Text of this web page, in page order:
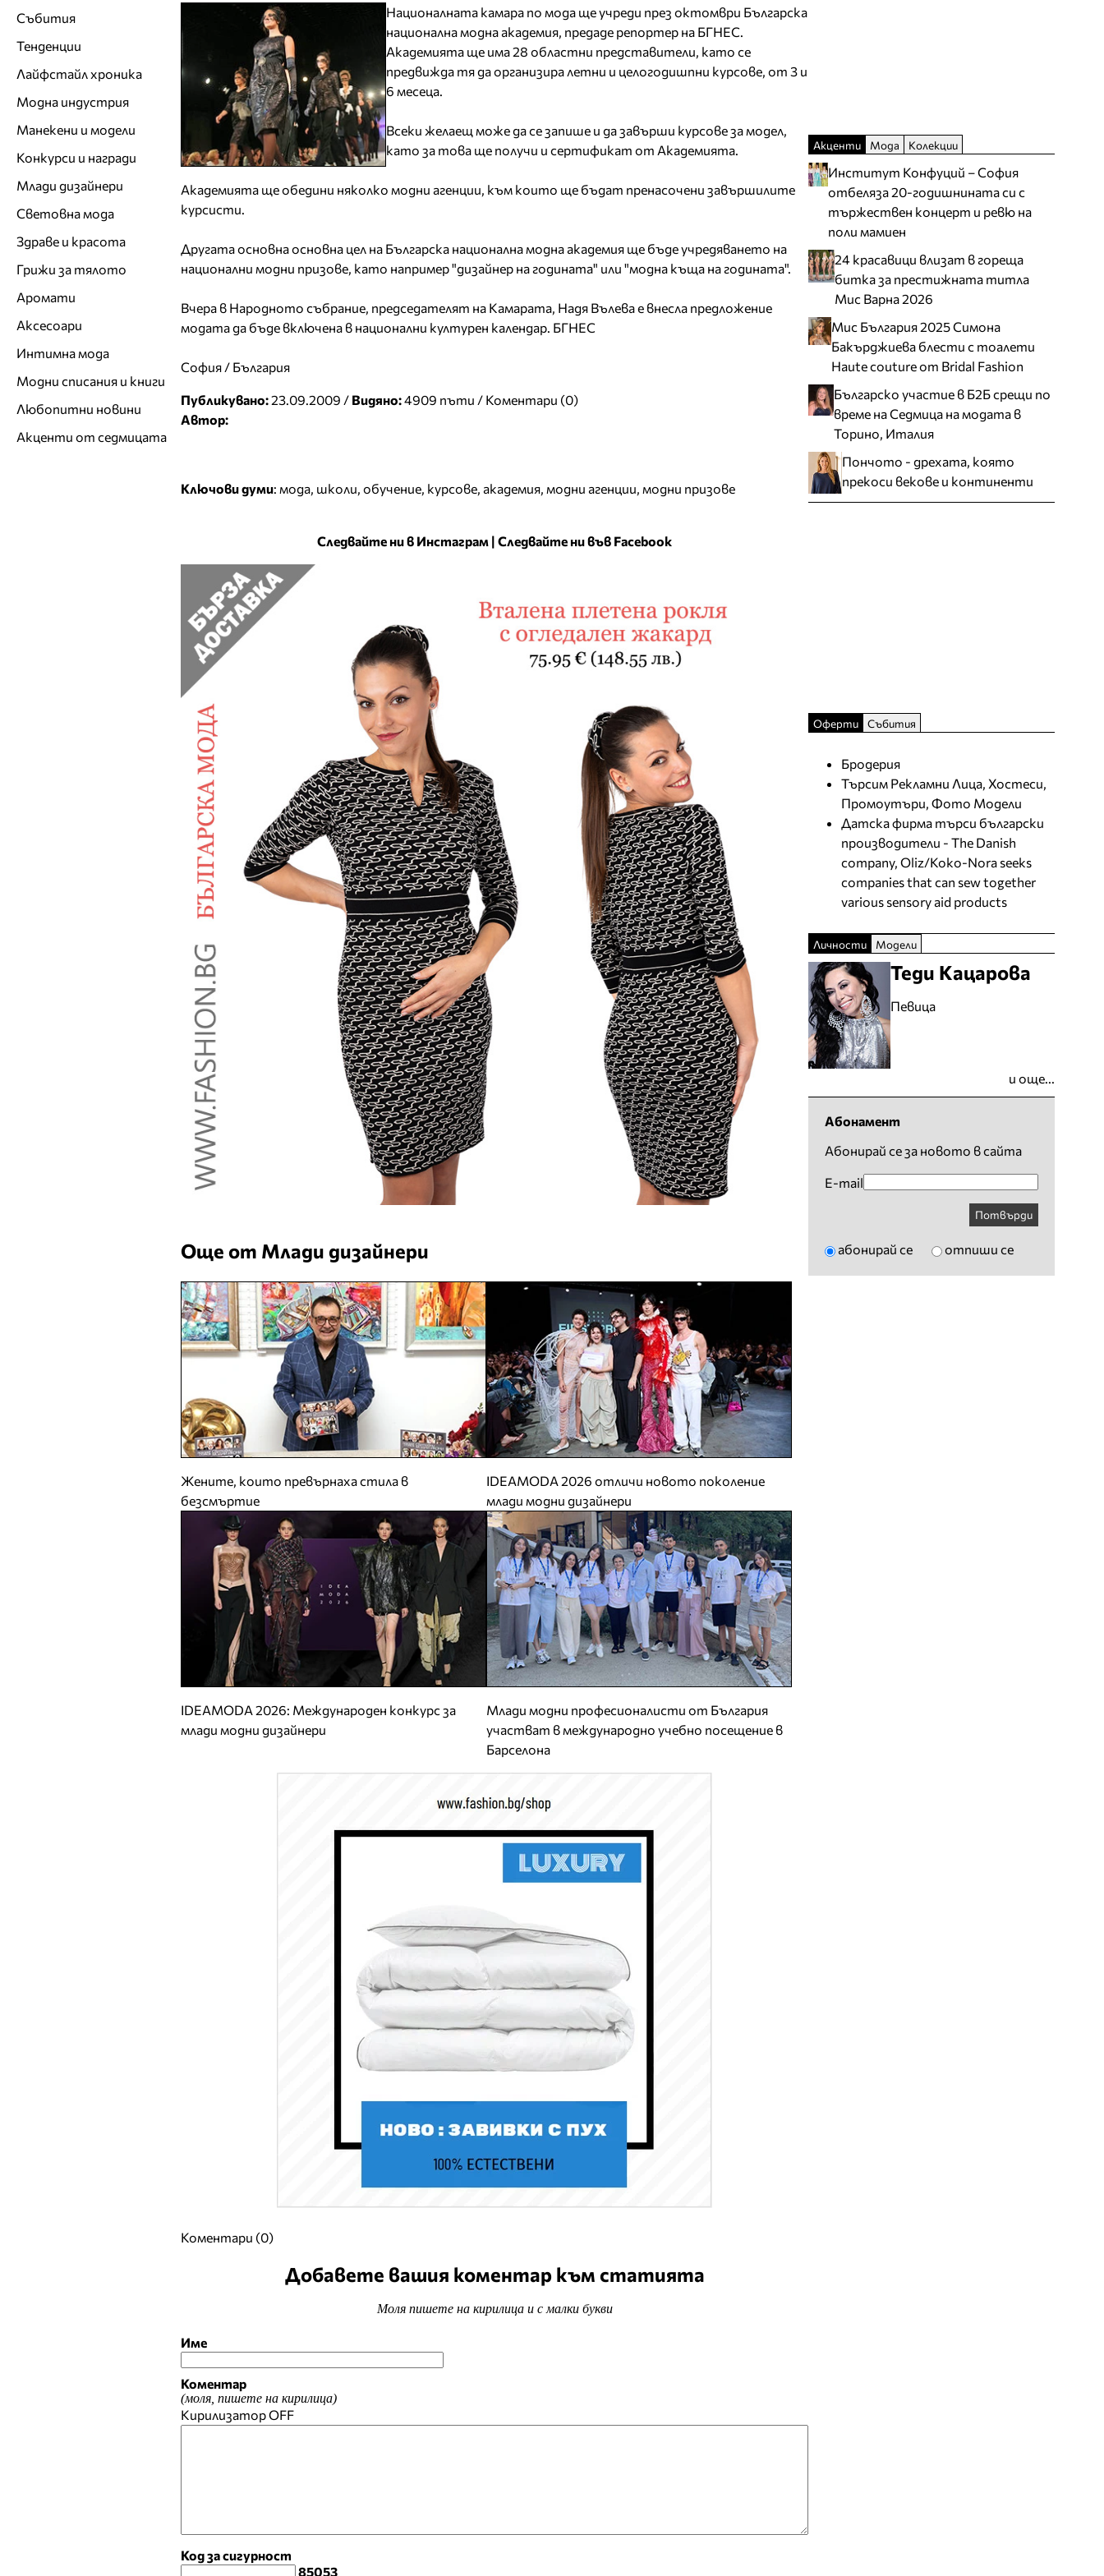
Националната камара по мода ще учреди през октомври Българска
национална модна академия, предаде репортер на БГНЕС.
Академията ще има 28 областни представители, като се
предвижда тя да организира летни и целогодишпни курсове, от 3 и
6 месеца.
Всеки желаещ може да се запише и да завърши курсове за модел,
като за това ще получи и сертификат от Академията.
Академията ще обедини няколко модни агенции, към които ще бъдат пренасочени завършилите
курсисти.
Другата основна основна цел на Българска национална модна академия ще бъде учредяването на
национални модни призове, като например "дизайнер на годината" или "модна къща на годината".
Вчера в Народното събрание, председателят на Камарата, Надя Вълева е внесла предложение
модата да бъде включена в национални културен календар. БГНЕС
София / България
Публикувано:23.09.2009 / Видяно:4909 пъти / Коментари (0)
Автор:
Ключови думи: мода школи обучение курсове академия модни агенции модни призове
Следвайте ни в Инстаграм | Следвайте ни във Facebook
Още от Млади дизайнери
Жените, които превърнаха стила в
безсмъртие
IDEAMODA 2026 отличи новото поколение
млади модни дизайнери
IDEAMODA 2026: Международен конкурс за
млади модни дизайнери
Млади модни професионалисти от България
участват в международно учебно посещение в
Барселона
Коментари (0)
Добавете вашия коментар към статията
Моля пишете на кирилица и с малки букви
Име
Коментар
(моля, пишете на кирилица)
КирилизаторOFF
Код за сигурност
85053
Събития
Тенденции
Лайфстайл хроника
Модна индустрия
Манекени и модели
Конкурси и награди
Млади дизайнери
Световна мода
Здраве и красота
Грижи за тялото
Аромати
Аксесоари
Интимна мода
Модни списания и книги
Любопитни новини
Акценти от седмицата
Акценти Мода Колекции
Институт Конфуций – София
отбеляза 20-годишнината си с
тържествен концерт и ревю на
поли мамиен
24 красавици влизат в гореща
битка за престижната титла
Мис Варна 2026
Мис България 2025 Симона
Бакърджиева блести с тоалети
Haute couture от Bridal Fashion
Българско участие в Б2Б срещи по
време на Седмица на модата в
Торино, Италия
Пончото - дрехата, която
прекоси векове и континенти
Оферти Събития
Бродерия
Търсим Рекламни Лица, Хостеси,
Промоутъри, Фото Модели
Датска фирма търси български
производители - The Danish
company, Oliz/Koko-Nora seeks
companies that can sew together
various sensory aid products
Личности Модели
Теди Кацарова
Певица
и още...
Абонамент
Абонирай се за новото в сайта
E-mail
Потвърди
абонирай се отпиши се